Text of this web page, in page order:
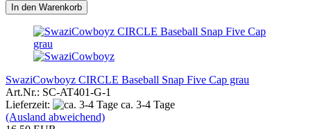
In den Warenkorb
SwaziCowboyz CIRCLE Baseball Snap Five Cap grau
Art.Nr.: SC-AT401-G-1
Lieferzeit:
ca. 3-4 Tage
(Ausland abweichend)